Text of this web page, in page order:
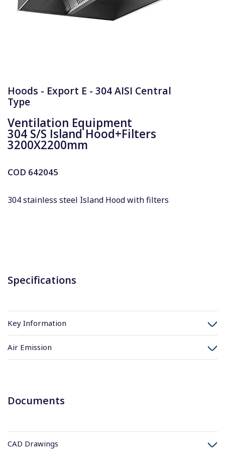
Hoods - Export E - 304 AISI Central
Type
Ventilation Equipment
304 S/S Island Hood+Filters
3200X2200mm
COD 642045
304 stainless steel Island Hood with filters
Specifications
Key Information
Air Emission
Documents
CAD Drawings